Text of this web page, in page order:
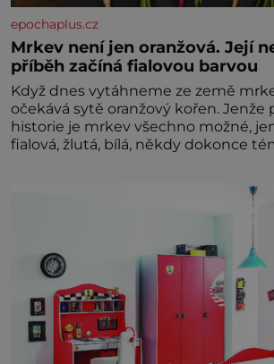
epochaplus.cz
Mrkev není jen oranžová. Její
příběh začíná fialovou barvou
Když dnes vytáhneme ze země
očekává sytě oranžový kořen. Jenže
historie je mrkev všechno možné,
fialová, žlutá, bílá, někdy dokonce
nedokážeme představit. Její příběh je